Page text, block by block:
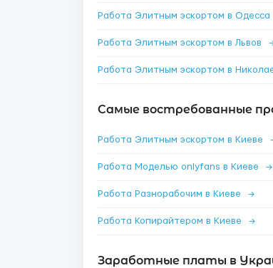
Работа Элитным эскортом в Одесса
Работа Элитным эскортом в Львов
Работа Элитным эскортом в
Самые востребованные
Работа Элитным эскортом в Киеве
Работа Моделью onlyfans в Киеве →
Работа Разнорабочим в Киеве →
Работа Копирайтером в Киеве →
Заработные платы в